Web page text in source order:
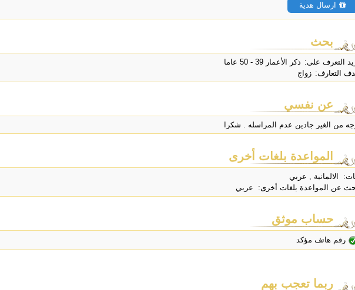
ارسال هدية
بحث
التعرف على: ذكر الأعمار 39 - 50 عاما
التعارف: زواج
عن نفسي
من الغير جادين عدم المراسله . شكرا
المواعدة بلغات أخرى
الالمانية , عربي
عن المواعدة بلغات أخرى: عربي
حساب موثق
رقم هاتف مؤكد
ربما تعجب بهم